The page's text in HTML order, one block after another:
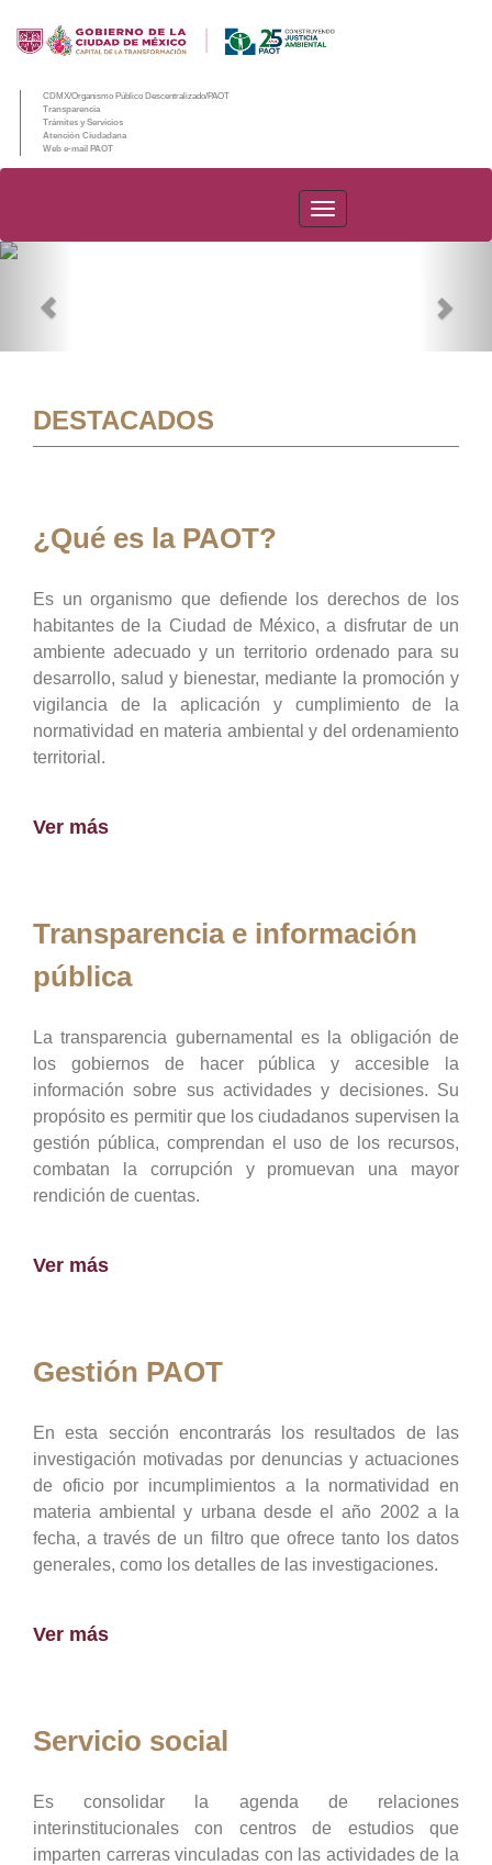
CDMX/Organismo Público Descentralizado/PAOT
Transparencia
Trámites y Servicios
Atención Ciudadana
Web e-mail PAOT
PAOT
DESTACADOS
¿Qué es la PAOT?
Es un organismo que defiende los derechos de los
habitantes de la Ciudad de México, a disfrutar de un
ambiente adecuado y un territorio ordenado para su
desarrollo, salud y bienestar, mediante la promoción y
vigilancia de la aplicación y cumplimiento de la
normatividad en materia ambiental y del ordenamiento
territorial.
Ver más
Transparencia e información
pública
La transparencia gubernamental es la obligación de
los gobiernos de hacer pública y accesible la
información sobre sus actividades y decisiones. Su
propósito es permitir que los ciudadanos supervisen la
gestión pública, comprendan el uso de los recursos,
combatan la corrupción y promuevan una mayor
rendición de cuentas.
Ver más
Gestión PAOT
En esta sección encontrarás los resultados de las
investigación motivadas por denuncias y actuaciones
de oficio por incumplimientos a la normatividad en
materia ambiental y urbana desde el año 2002 a la
fecha, a través de un filtro que ofrece tanto los datos
generales, como los detalles de las investigaciones.
Ver más
Servicio social
Es consolidar la agenda de relaciones
interinstitucionales con centros de estudios que
imparten carreras vinculadas con las actividades de la